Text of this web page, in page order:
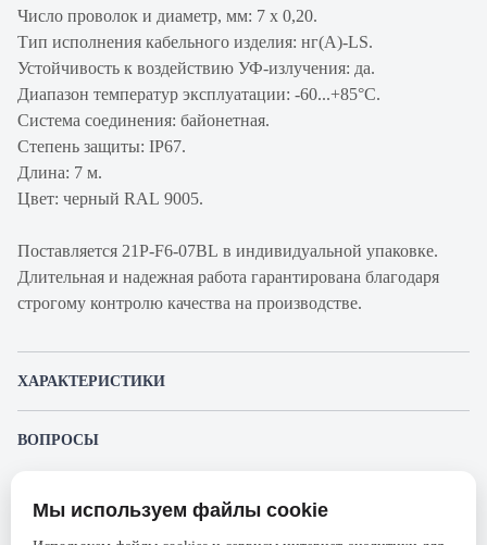
Число проволок и диаметр, мм: 7 х 0,20.
Тип исполнения кабельного изделия: нг(A)-LS.
Устойчивость к воздействию УФ-излучения: да.
Диапазон температур эксплуатации: -60...+85°С.
Система соединения: байонетная.
Степень защиты: IP67.
Длина: 7 м.
Цвет: черный RAL 9005.
Поставляется 21P-F6-07BL в индивидуальной упаковке.
Длительная и надежная работа гарантирована благодаря
строгому контролю качества на производстве.
ХАРАКТЕРИСТИКИ
ВОПРОСЫ
Представленные изображения и характеристики могут отличаться от реального
Мы используем файлы cookie